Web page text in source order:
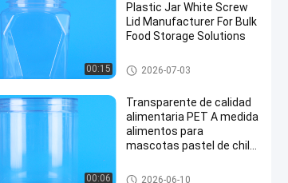
00:15
Plastic Jar White Screw
Lid Manufacturer For Bulk
Food Storage Solutions
Tarro del envase de plástico
2026-07-03
00:06
Transparente de calidad
alimentaria PET A medida
alimentos para
mascotas pastel de chilli
tapa de tornillo
Tarro del envase de plástico
2026-06-10